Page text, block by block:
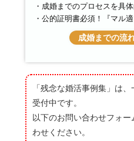
成婚までのプロセスを具
公的証明書必須！『マル
成婚までの流
「残念な婚活事例集」は
受付中です。
以下のお問い合わせフォ
わせください。